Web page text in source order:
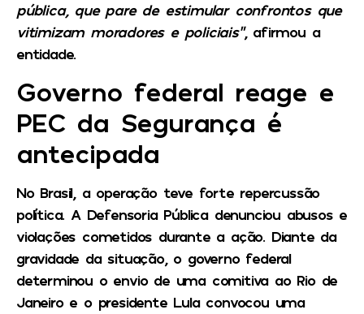
pública, que pare de estimular confrontos que
vitimizam moradores e policiais”, afirmou a
entidade.
Governo federal reage e
PEC da Segurança é
antecipada
No Brasil, a operação teve forte repercussão
política. A Defensoria Pública denunciou abusos e
violações cometidos durante a ação. Diante da
gravidade da situação, o governo federal
determinou o envio de uma comitiva ao Rio de
Janeiro e o presidente Lula convocou uma